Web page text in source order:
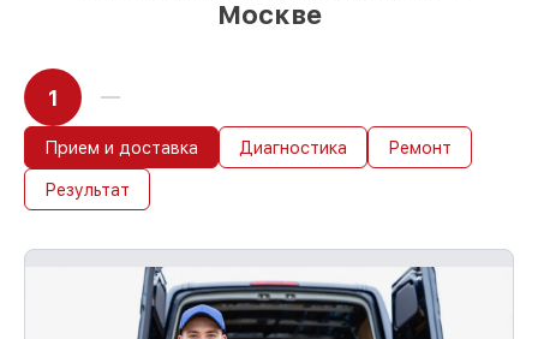
Москве
1
Прием и доставка Диагностика Ремонт
Результат